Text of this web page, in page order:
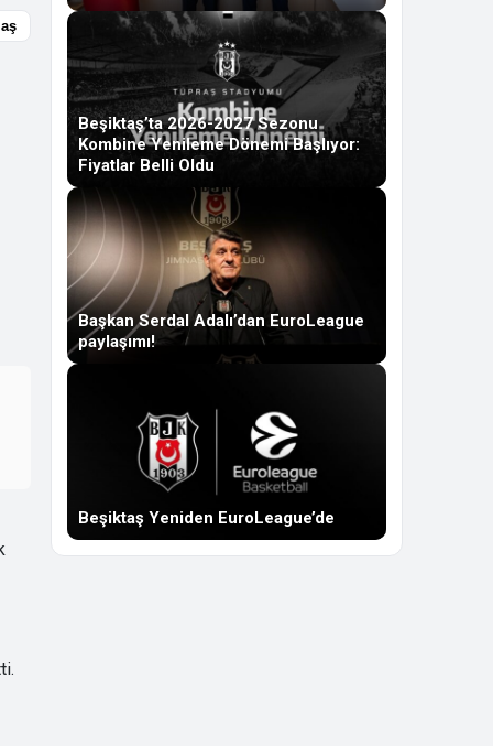
Beşiktaş’ta 2026-2027 Sezonu
Kombine Yenileme Dönemi Başlıyor:
Fiyatlar Belli Oldu
Başkan Serdal Adalı’dan EuroLeague
paylaşımı!
Beşiktaş Yeniden EuroLeague’de